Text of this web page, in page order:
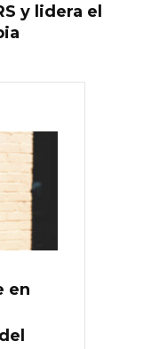
y lidera el
en